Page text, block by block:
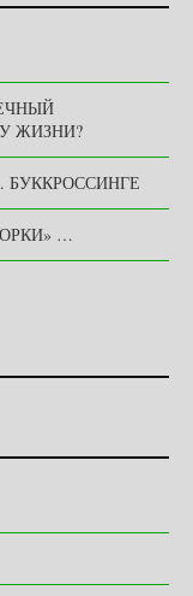
ЖИЗНИ?
…